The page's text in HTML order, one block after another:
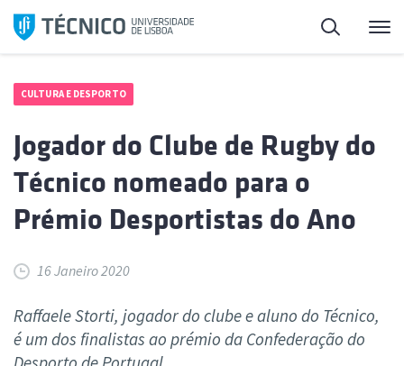
Saltar
para
Pesquisa
CULTURA E DESPORTO
Jogador do Clube de Rugby do
Técnico nomeado para o
Prémio Desportistas do Ano
16 Janeiro 2020
Raffaele Storti, jogador do clube e aluno do Técnico,
é um dos finalistas ao prémio da Confederação do